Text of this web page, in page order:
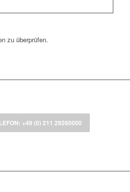
zu überprüfen.
+49 (0) 211 29260000